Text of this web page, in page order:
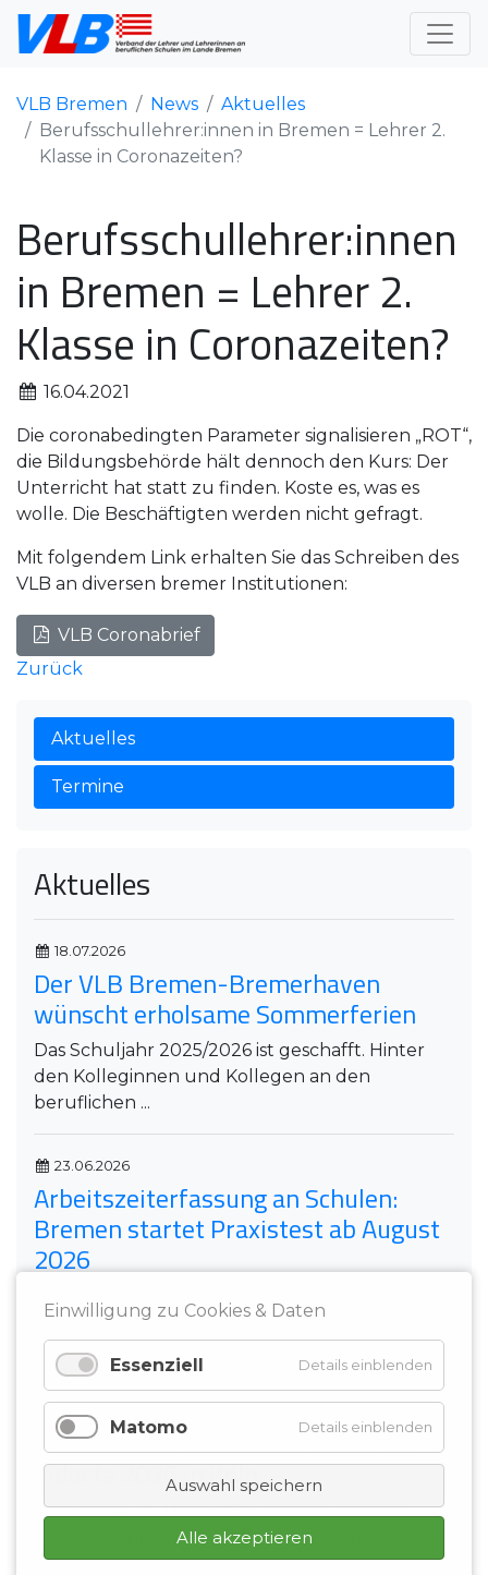
VLB Bremen News
Aktuelles
Berufsschullehrer:innen in Bremen = Lehrer 2.
Klasse in Coronazeiten?
Berufsschullehrer:innen
in Bremen = Lehrer 2.
Klasse in Coronazeiten?
16.04.2021
Die coronabedingten Parameter signalisieren „ROT“,
die Bildungsbehörde hält dennoch den Kurs: Der
Unterricht hat statt zu finden. Koste es, was es
wolle. Die Beschäftigten werden nicht gefragt.
Mit folgendem Link erhalten Sie das Schreiben des
VLB an diversen bremer Institutionen:
VLB Coronabrief
Zurück
Aktuelles
Termine
Aktuelles
18.07.2026
Der VLB Bremen-Bremerhaven
wünscht erholsame Sommerferien
Das Schuljahr 2025/2026 ist geschafft. Hinter
den Kolleginnen und Kollegen an den
beruflichen ...
23.06.2026
Arbeitszeiterfassung an Schulen:
Bremen startet Praxistest ab August
2026
Praxistest zur digitalen Arbeitszeiterfassung für
16.03.2026
VLB Bremen-Bremerhaven auf der
didacta 2026 in Köln
Am Freitag, 13. März 2026, machte sich eine
kleine Gruppe des VLB Bremen-Bremerhaven
früh ...
Einwilligung zu Cookies & Daten
Essenziell Details einblenden
Matomo Details einblenden
Auswahl speichern
Alle akzeptieren